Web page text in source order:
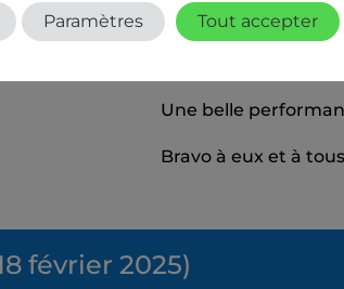
A noter un match
(15/4)
Une belle
Bravo à eux et à
février 2025)
Paramètres Tout accepter